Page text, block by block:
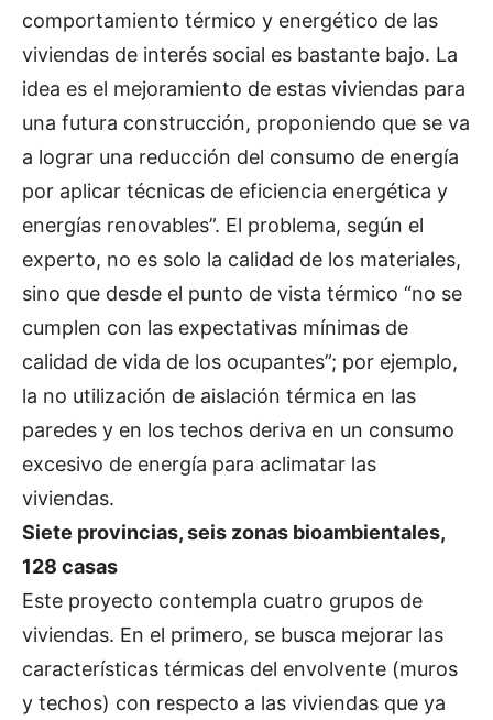
comportamiento térmico y energético de las
viviendas de interés social es bastante bajo. La
idea es el mejoramiento de estas viviendas para
una futura construcción, proponiendo que se va
a lograr una reducción del consumo de energía
por aplicar técnicas de eficiencia energética y
energías renovables”. El problema, según el
experto, no es solo la calidad de los materiales,
sino que desde el punto de vista térmico “no se
cumplen con las expectativas mínimas de
calidad de vida de los ocupantes”; por ejemplo,
la no utilización de aislación térmica en las
paredes y en los techos deriva en un consumo
excesivo de energía para aclimatar las
viviendas.
Siete provincias, seis zonas bioambientales,
128 casas
Este proyecto contempla cuatro grupos de
viviendas. En el primero, se busca mejorar las
características térmicas del envolvente (muros
y techos) con respecto a las viviendas que ya